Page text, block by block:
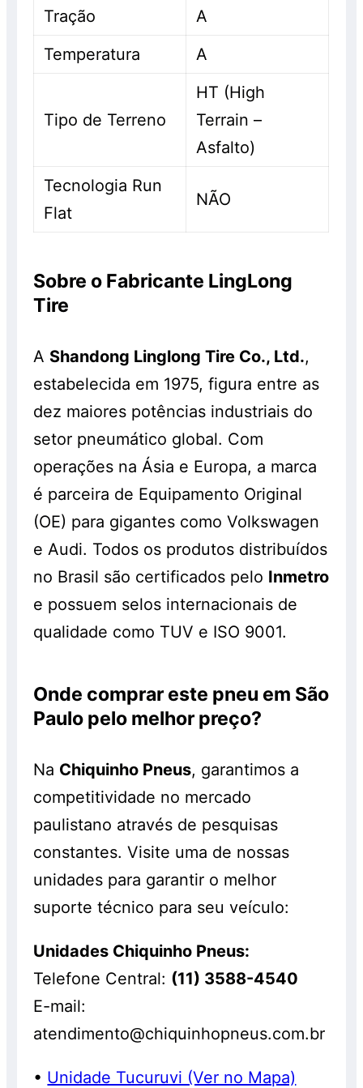
Tração
A
Temperatura
A
Tipo de Terreno
HT (High
Terrain –
Asfalto)
Tecnologia Run
Flat
NÃO
Sobre o Fabricante LingLong
Tire
A Shandong Linglong Tire Co., Ltd.,
estabelecida em 1975, figura entre as
dez maiores potências industriais do
setor pneumático global. Com
operações na Ásia e Europa, a marca
é parceira de Equipamento Original
(OE) para gigantes como Volkswagen
e Audi. Todos os produtos distribuídos
no Brasil são certificados pelo Inmetro
e possuem selos internacionais de
qualidade como TUV e ISO 9001.
Onde comprar este pneu em São
Paulo pelo melhor preço?
Na Chiquinho Pneus, garantimos a
competitividade no mercado
paulistano através de pesquisas
constantes. Visite uma de nossas
unidades para garantir o melhor
suporte técnico para seu veículo:
Unidades Chiquinho Pneus:
Telefone Central: (11) 3588-4540
E-mail:
atendimento@chiquinhopneus.com.br
• Unidade Tucuruvi (Ver no Mapa)